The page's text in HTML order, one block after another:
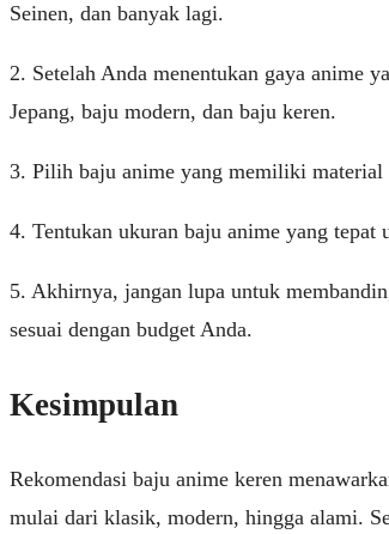
Seinen, dan banyak lagi.
2. Setelah Anda menentukan gaya anime
Jepang, baju modern, dan baju keren.
3. Pilih baju anime yang memiliki material
4. Tentukan ukuran baju anime yang tepat
5. Akhirnya, jangan lupa untuk
sesuai dengan budget Anda.
Kesimpulan
Rekomendasi baju anime keren
mulai dari klasik, modern, hingga alami.